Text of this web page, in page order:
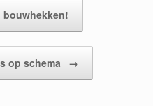
bouwhekken!
op schema →